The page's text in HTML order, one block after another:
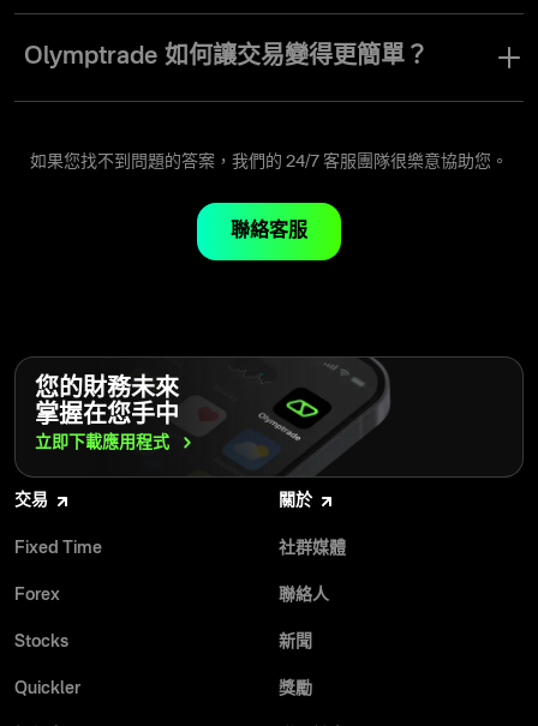
股票、貴金屬、指數、商品、加密貨幣及 ETF。此平台讓您可透過
單一帳戶交易多種工具，並提供即時報價、互動圖表及內建市場分
析工具。
Olymptrade 如何讓交易變得更簡單？
下管理交易。直覺化介面與即時反應的圖表，讓你輕鬆分析市場，
如果您找不到問題的答案，我們的 24/7 客服團隊很樂意協助您。
聯絡客服
您的財務未來
掌握在您手中
立即下載應用程式
交易
Fixed Time
Forex
Stocks
Quickler
關於
社群媒體
聯絡人
新聞
獎勵